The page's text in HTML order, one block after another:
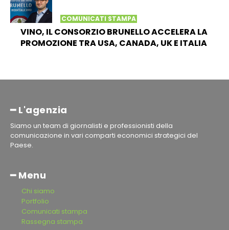
COMUNICATI STAMPA
VINO, IL CONSORZIO BRUNELLO ACCELERA LA
PROMOZIONE TRA USA, CANADA, UK E ITALIA
━ L'agenzia
Siamo un team di giornalisti e professionisti della
comunicazione in vari comparti economici strategici del
Paese.
━ Menu
Chi siamo
Portfolio
Comunicati stampa
Rassegna stampa